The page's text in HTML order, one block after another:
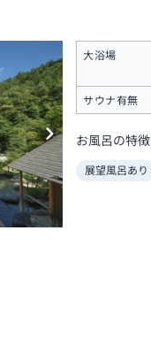
大浴場
サウナ有無
お風呂の特徴
展望風呂あり